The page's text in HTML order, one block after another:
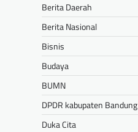
Berita Daerah
Berita Nasional
Bisnis
Budaya
BUMN
DPDR kabupaten Bandung
Duka Cita